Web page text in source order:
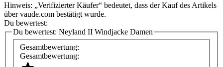
Hinweis: „Verifizierter Käufer“ bedeutet, dass der Kauf des Artikels
über vaude.com bestätigt wurde.
Du bewertest:
Du bewertest: Neyland II Windjacke Damen
Gesamtbewertung:
Gesamtbewertung: